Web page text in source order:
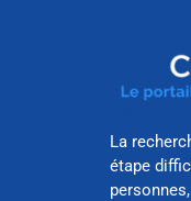
La
étape